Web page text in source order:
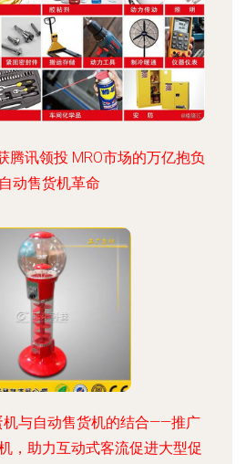
腾讯领投 MRO市场的万亿抱负
动售货机革命
机与自动售货机的结合——推广
，助力互动式客流促进大型促